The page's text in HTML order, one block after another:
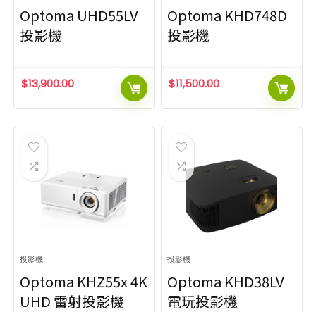
Optoma UHD55LV
投影機
$13,900.00
Optoma KHD748D
投影機
$11,500.00
投影機
Optoma KHZ55x 4K
UHD 雷射投影機
投影機
Optoma KHD38LV
電玩投影機